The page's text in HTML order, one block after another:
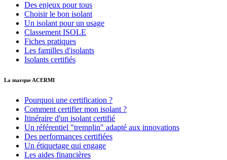
Des enjeux pour tous
Choisir le bon isolant
Un isolant pour un usage
Classement ISOLE
Fiches pratiques
Les familles d'isolants
Isolants certifiés
La marque ACERMI
Pourquoi une certification ?
Comment certifier mon isolant ?
Itinéraire d'un isolant certifié
Un référentiel "tremplin" adapté aux innovations
Des performances certifiées
Un étiquetage qui engage
Les aides financières